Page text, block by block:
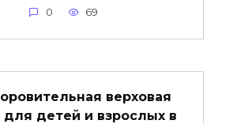
0 69
верховая
для детей и взрослых в